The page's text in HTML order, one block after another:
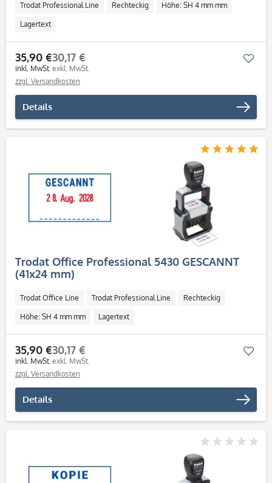
Trodat Professional Line Rechteckig Höhe: SH 4 mm mm
Lagertext
35,90 €
inkl. MwSt.
30,17 €
exkl. MwSt.
zzgl. Versandkosten
Details
Trodat Office Professional 5430 GESCANNT
(41x24 mm)
Trodat Office Line Trodat Professional Line Rechteckig
Höhe: SH 4 mm mm Lagertext
35,90 €
inkl. MwSt.
30,17 €
exkl. MwSt.
zzgl. Versandkosten
Details